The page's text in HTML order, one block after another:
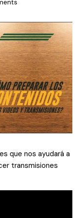
que nos ayudará a
transmisiones